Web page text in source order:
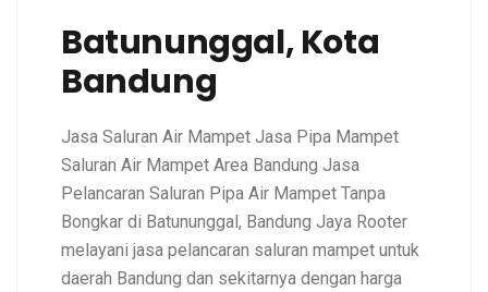
Batununggal, Kota
Bandung
Jasa Saluran Air Mampet Jasa Pipa Mampet
Saluran Air Mampet Area Bandung Jasa
Pelancaran Saluran Pipa Air Mampet Tanpa
Bongkar di Batununggal, Bandung Jaya Rooter
melayani jasa pelancaran saluran mampet untuk
daerah Bandung dan sekitarnya dengan harga